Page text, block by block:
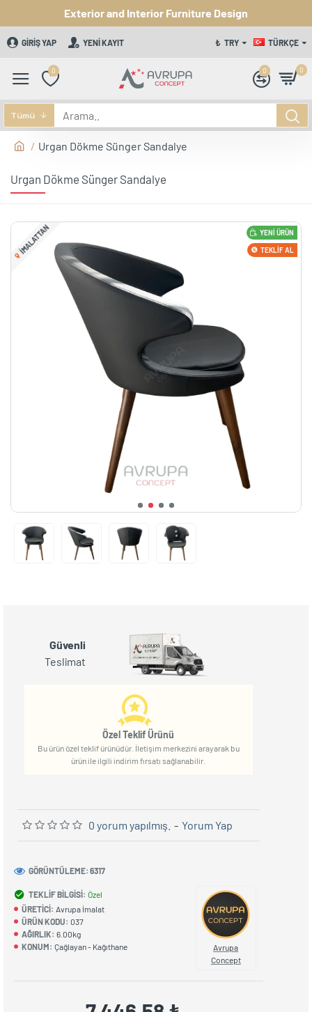
Exterior and Interior Furniture Design
GIRIŞ YAP YENI KAYIT ₺ TRY TÜRKÇE
0 0 0
Tümü
Urgan Dökme Sünger Sandalye
Urgan Dökme Sünger Sandalye
YENI ÜRÜN
IMALATTAN TEKLIF AL
Güvenli
Teslimat
Özel Teklif Ürünü
Bu ürün özel teklif ürünüdür. İletişim merkezini arayarak bu
ürün ile ilgili indirim fırsatı sağlanabilir.
0 yorum yapılmış. - Yorum Yap
TEKLIF BILGISI: Özel
ÜRETICI: Avrupa İmalat
ÜRÜN KODU: 037
AĞIRLIK: 6.00kg
KONUM: Çağlayan - Kağıthane
Avrupa
Concept
GÖRÜNTÜLEME: 6317